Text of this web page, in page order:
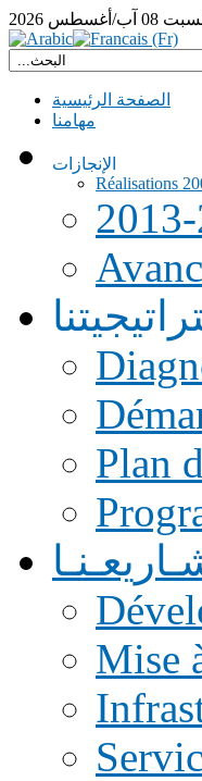
08 آب/أغسطس 2026
الصفحة الرئيسية
مهامنا
الإنجازات
Réalisations
Plan
Mise